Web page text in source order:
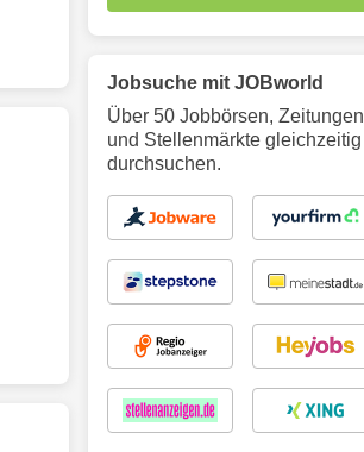
Jobsuche mit JOBworld
Über 50 Jobbörsen, Zeitungen
und Stellenmärkte gleichzeitig
durchsuchen.